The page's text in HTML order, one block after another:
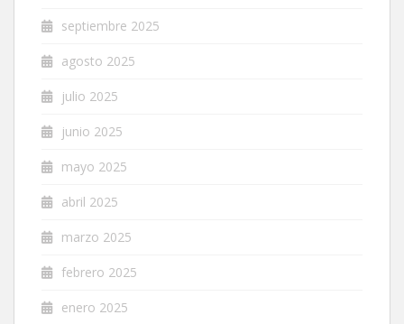
septiembre 2025
agosto 2025
julio 2025
junio 2025
mayo 2025
abril 2025
marzo 2025
febrero 2025
enero 2025